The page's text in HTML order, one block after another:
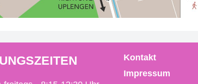
Kontakt
Impressum